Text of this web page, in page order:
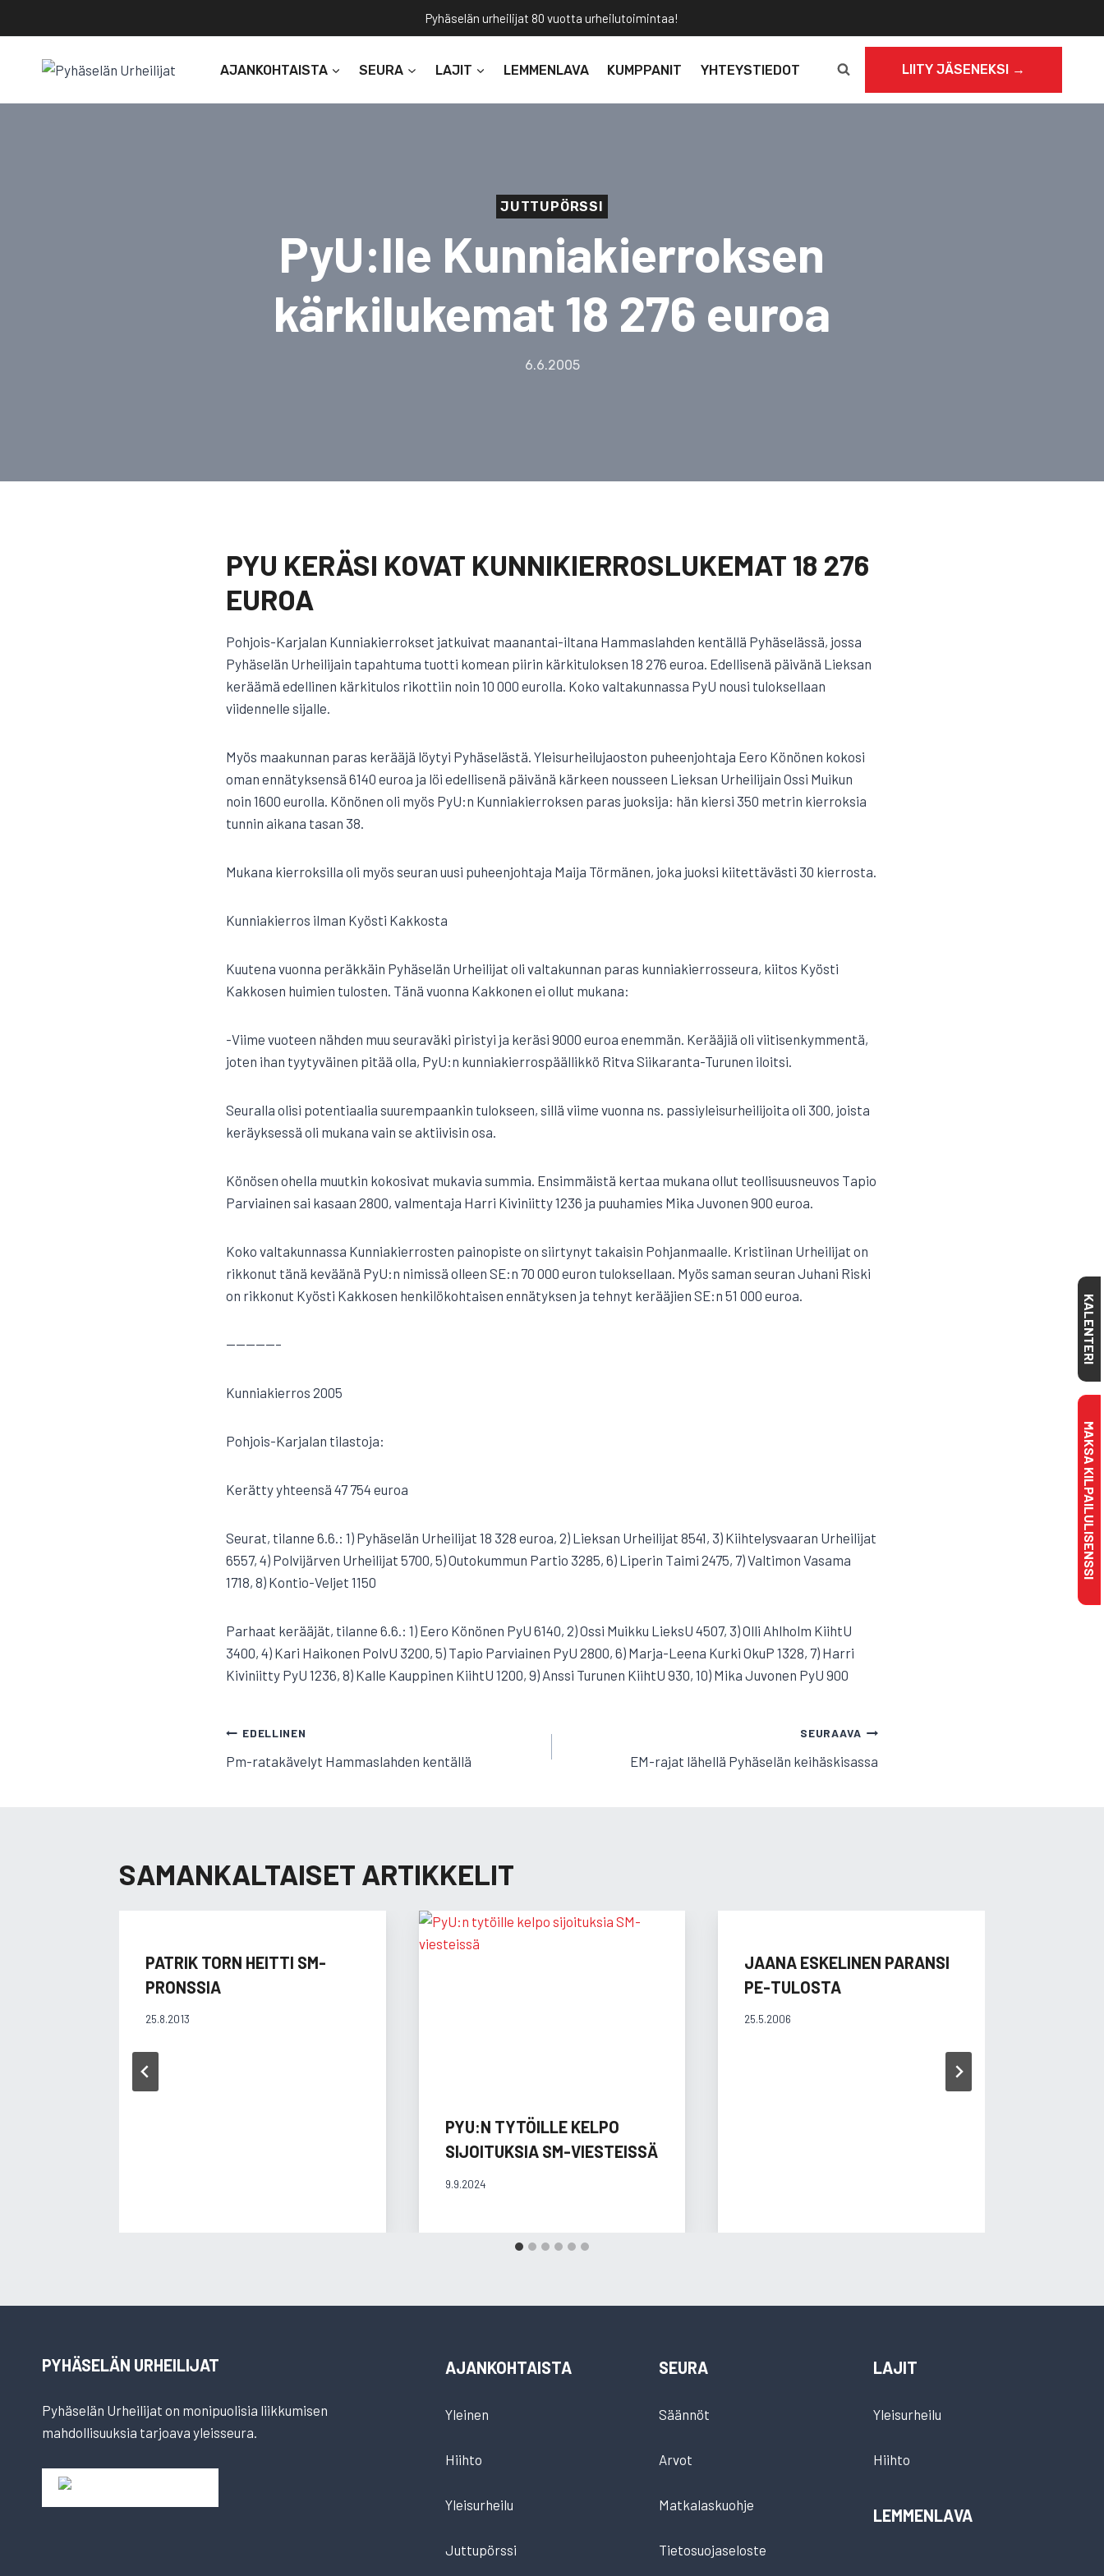
sisältöön
Pyhäselän urheilijat 80 vuotta urheilutoimintaa!
AJANKOHTAISTA SEURA LAJIT LEMMENLAVA KUMPPANIT YHTEYSTIEDOT LIITY JÄSENEKSI →
JUTTUPÖRSSI
PyU:lle Kunniakierroksen
kärkilukemat 18 276 euroa
6.6.2005
PYU KERÄSI KOVAT KUNNIKIERROSLUKEMAT 18 276
EUROA
Pohjois-Karjalan Kunniakierrokset jatkuivat maanantai-iltana Hammaslahden kentällä Pyhäselässä, jossa
Pyhäselän Urheilijain tapahtuma tuotti komean piirin kärkituloksen 18 276 euroa. Edellisenä päivänä Lieksan
keräämä edellinen kärkitulos rikottiin noin 10 000 eurolla. Koko valtakunnassa PyU nousi tuloksellaan
viidennelle sijalle.
Myös maakunnan paras kerääjä löytyi Pyhäselästä. Yleisurheilujaoston puheenjohtaja Eero Könönen kokosi
oman ennätyksensä 6140 euroa ja löi edellisenä päivänä kärkeen nousseen Lieksan Urheilijain Ossi Muikun
noin 1600 eurolla. Könönen oli myös PyU:n Kunniakierroksen paras juoksija: hän kiersi 350 metrin kierroksia
tunnin aikana tasan 38.
Mukana kierroksilla oli myös seuran uusi puheenjohtaja Maija Törmänen, joka juoksi kiitettävästi 30 kierrosta.
Kunniakierros ilman Kyösti Kakkosta
Kuutena vuonna peräkkäin Pyhäselän Urheilijat oli valtakunnan paras kunniakierrosseura, kiitos Kyösti
Kakkosen huimien tulosten. Tänä vuonna Kakkonen ei ollut mukana:
-Viime vuoteen nähden muu seuraväki piristyi ja keräsi 9000 euroa enemmän. Kerääjiä oli viitisenkymmentä,
joten ihan tyytyväinen pitää olla, PyU:n kunniakierrospäällikkö Ritva Siikaranta-Turunen iloitsi.
Seuralla olisi potentiaalia suurempaankin tulokseen, sillä viime vuonna ns. passiyleisurheilijoita oli 300, joista
keräyksessä oli mukana vain se aktiivisin osa.
Könösen ohella muutkin kokosivat mukavia summia. Ensimmäistä kertaa mukana ollut teollisuusneuvos Tapio
Parviainen sai kasaan 2800, valmentaja Harri Kiviniitty 1236 ja puuhamies Mika Juvonen 900 euroa.
Koko valtakunnassa Kunniakierrosten painopiste on siirtynyt takaisin Pohjanmaalle. Kristiinan Urheilijat on
rikkonut tänä keväänä PyU:n nimissä olleen SE:n 70 000 euron tuloksellaan. Myös saman seuran Juhani Riski
on rikkonut Kyösti Kakkosen henkilökohtaisen ennätyksen ja tehnyt kerääjien SE:n 51 000 euroa.
—————–
Kunniakierros 2005
Pohjois-Karjalan tilastoja:
Kerätty yhteensä 47 754 euroa
Seurat, tilanne 6.6.: 1) Pyhäselän Urheilijat 18 328 euroa, 2) Lieksan Urheilijat 8541, 3) Kiihtelysvaaran Urheilijat
6557, 4) Polvijärven Urheilijat 5700, 5) Outokummun Partio 3285, 6) Liperin Taimi 2475, 7) Valtimon Vasama
1718, 8) Kontio-Veljet 1150
Parhaat kerääjät, tilanne 6.6.: 1) Eero Könönen PyU 6140, 2) Ossi Muikku LieksU 4507, 3) Olli Ahlholm KiihtU
3400, 4) Kari Haikonen PolvU 3200, 5) Tapio Parviainen PyU 2800, 6) Marja-Leena Kurki OkuP 1328, 7) Harri
Kiviniitty PyU 1236, 8) Kalle Kauppinen KiihtU 1200, 9) Anssi Turunen KiihtU 930, 10) Mika Juvonen PyU 900
ARTIKKELIEN
SELAUS
EDELLINEN
Pm-ratakävelyt Hammaslahden kentällä
SEURAAVA
EM-rajat lähellä Pyhäselän keihäskisassa
SAMANKALTAISET ARTIKKELIT
PATRIK TORN HEITTI SM-
PRONSSIA
25.8.2013
PYU:N TYTÖILLE KELPO
SIJOITUKSIA SM-VIESTEISSÄ
9.9.2024
JAANA ESKELINEN PARANSI
PE-TULOSTA
25.5.2006
PYHÄSELÄN URHEILIJAT
Pyhäselän Urheilijat on monipuolisia liikkumisen
mahdollisuuksia tarjoava yleisseura.
AJANKOHTAISTA
Yleinen
Hiihto
Yleisurheilu
Juttupörssi
SEURA
Säännöt
Arvot
Matkalaskuohje
Tietosuojaseloste
LAJIT
Yleisurheilu
Hiihto
LEMMENLAVA
KALENTERI
MAKSA KILPAILULISENSSI